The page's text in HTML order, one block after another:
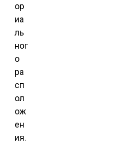
ор
иа
ль
ног
о
ра
сп
ол
ож
ен
ия.